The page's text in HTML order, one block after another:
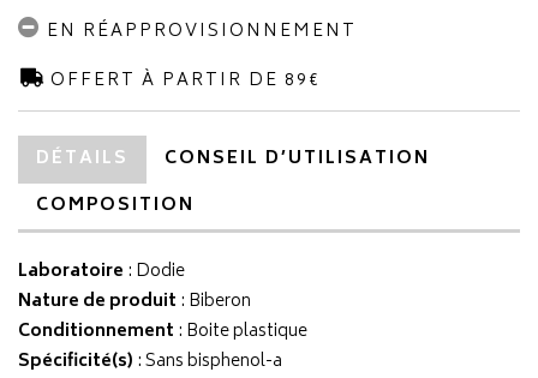
EN RÉAPPROVISIONNEMENT
OFFERT À PARTIR DE 89€
DÉTAILS
CONSEIL D’UTILISATION
COMPOSITION
Laboratoire : Dodie
Nature de produit : Biberon
Conditionnement : Boite plastique
Spécificité(s) : Sans bisphenol-a